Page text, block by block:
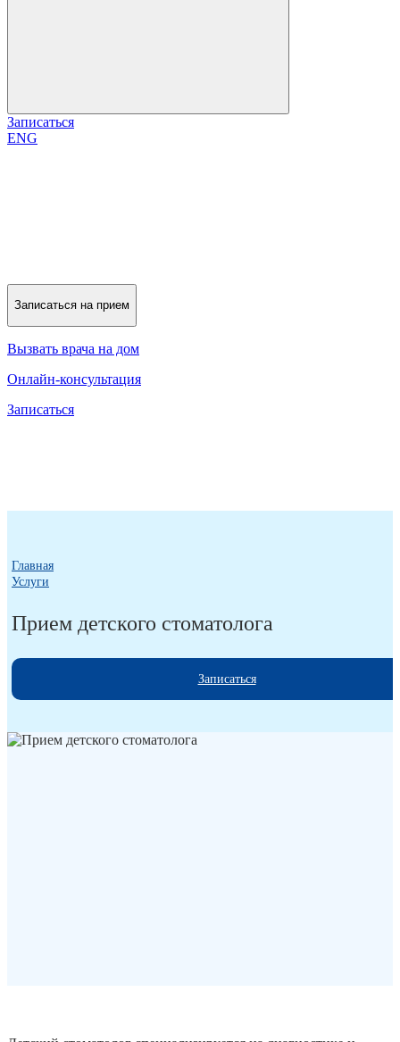
Записаться
ENG
Записаться на прием
Вызвать врача на дом
Онлайн-консультация
Записаться
Главная
Услуги
Прием детского стоматолога
Записаться